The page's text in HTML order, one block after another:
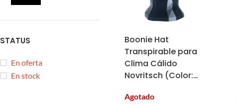
STATUS
En oferta
En stock
Boonie Hat
Transpirable para
Clima Cálido
Novritsch (Color:
L/XL)
Agotado